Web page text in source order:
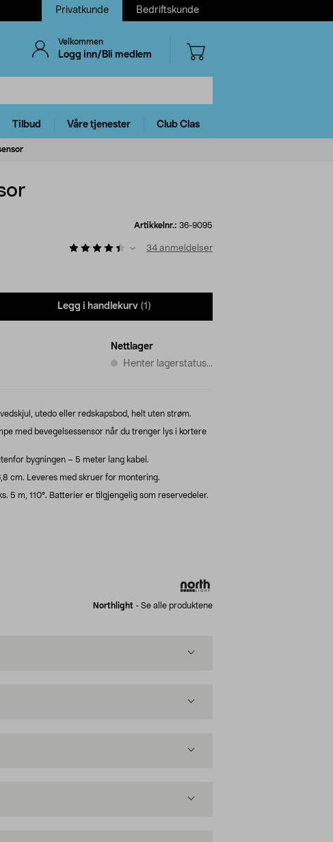
Privatkunde Bedriftskunde
Velkommen
Logg inn/Bli medlem
Tilbud Våre tjenester Club Clas
Artikkelnr.: 36-9095
34 anmeldelser
Legg i handlekurv (1)
Nettlager
Henter lagerstatus...
utedo eller redskapsbod, helt uten strøm.
med bevegelsessensor når du trenger lys i kortere
bygningen – 5 meter lang kabel.
cm. Leveres med skruer for montering.
5 m, 110°. Batterier er tilgjengelig som reservedeler.
Northlight - Se alle produktene